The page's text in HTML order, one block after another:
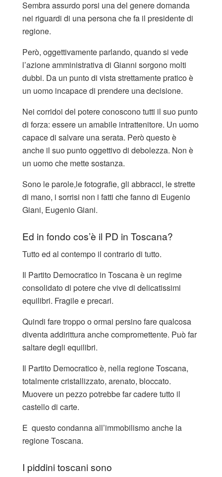
Sembra assurdo porsi una del genere domanda
nei riguardi di una persona che fa il presidente di
regione.
Però, oggettivamente parlando, quando si vede
l’azione amministrativa di Gianni sorgono molti
dubbi. Da un punto di vista strettamente pratico è
un uomo incapace di prendere una decisione.
Nei corridoi del potere conoscono tutti il suo punto
di forza: essere un amabile intrattenitore. Un uomo
capace di salvare una serata. Però questo è
anche il suo punto oggettivo di debolezza. Non è
un uomo che mette sostanza.
Sono le parole,le fotografie, gli abbracci, le strette
di mano, i sorrisi non i fatti che fanno di Eugenio
Giani, Eugenio Giani.
Ed in fondo cos’è il PD in Toscana?
Tutto ed al contempo il contrario di tutto.
Il Partito Democratico in Toscana è un regime
consolidato di potere che vive di delicatissimi
equilibri. Fragile e precari.
Quindi fare troppo o ormai persino fare qualcosa
diventa addirittura anche compromettente. Può far
saltare degli equilibri.
Il Partito Democratico è, nella regione Toscana,
totalmente cristallizzato, arenato, bloccato.
Muovere un pezzo potrebbe far cadere tutto il
castello di carte.
E questo condanna all’immobilismo anche la
regione Toscana.
I piddini toscani sono